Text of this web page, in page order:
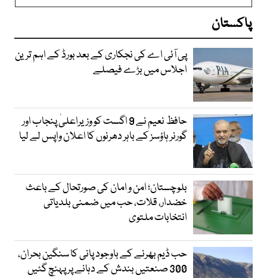
پاکستان
پی آئی اے کی نجکاری کے بعد بورڈ کے اہم ترین
اجلاس میں بڑے فیصلے
حافظ نعیم نے 9 اگست کو وزیراعلیٰ پنجاب اور
گورنر ہاؤسز کے باہر دھرنوں کا اعلان واپس لے لیا
بلوچستان؛ امن و امان کی صورتحال کے باعث
خضدار، قلات، حب میں ضمنی بلدیاتی
انتخابات ملتوی
حب ڈیم بھرنے کے باوجود پانی کا سنگین بحران،
300 صنعتیں بندش کے دہانے پر پہنچ گئیں